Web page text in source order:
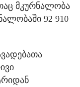
მკურნალობა
92 910